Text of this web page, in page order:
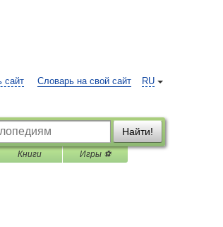
RU
сайт Словарь на свой сайт
Найти!
Книги Игры ⚽